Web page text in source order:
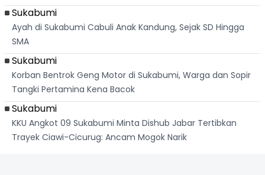
Sukabumi
Ayah di Sukabumi Cabuli Anak Kandung, Sejak SD Hingga
SMA
Sukabumi
Korban Bentrok Geng Motor di Sukabumi, Warga dan Sopir
Tangki Pertamina Kena Bacok
Sukabumi
KKU Angkot 09 Sukabumi Minta Dishub Jabar Tertibkan
Trayek Ciawi-Cicurug: Ancam Mogok Narik